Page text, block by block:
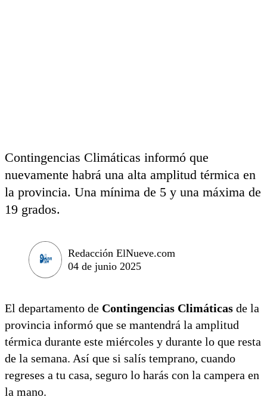
Contingencias Climáticas informó que
nuevamente habrá una alta amplitud térmica en
la provincia. Una mínima de 5 y una máxima de
19 grados.
Redacción ElNueve.com
04 de junio 2025
El departamento de Contingencias Climáticas de la
provincia informó que se mantendrá la amplitud
térmica durante este miércoles y durante lo que resta
de la semana. Así que si salís temprano, cuando
regreses a tu casa, seguro lo harás con la campera en
la mano.